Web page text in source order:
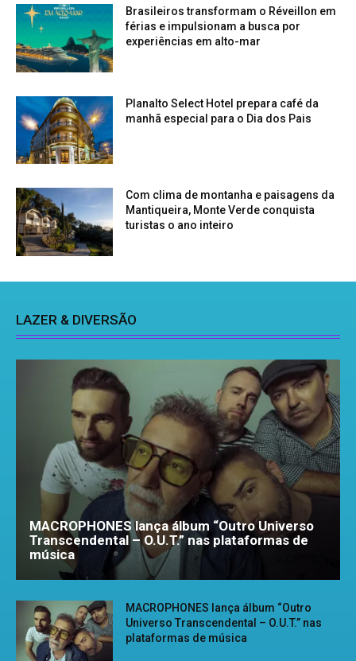
Brasileiros transformam o Réveillon em
férias e impulsionam a busca por
experiências em alto-mar
Planalto Select Hotel prepara café da
manhã especial para o Dia dos Pais
Com clima de montanha e paisagens da
Mantiqueira, Monte Verde conquista
turistas o ano inteiro
LAZER & DIVERSÃO
MACROPHONES lança álbum “Outro Universo
Transcendental – O.U.T.” nas plataformas de
música
MACROPHONES lança álbum “Outro
Universo Transcendental – O.U.T.” nas
plataformas de música